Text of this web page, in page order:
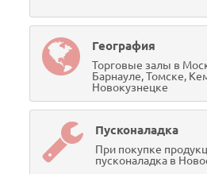
География
Торговые залы в
Барнауле, Томске,
Новокузнецке
Пусконаладка
При покупке
пусконаладка в